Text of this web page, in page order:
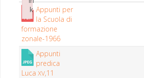
Appun­ti per
la Scuo­la di
for­mazione
zonale-1966
Appun­ti
pred­i­ca
Luca XV,11
k
Failed to initialize plugin: wplink